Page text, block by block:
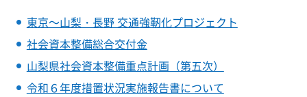
東京～山梨・長野 交通強靭化プロジェクト
社会資本整備総合交付金
山梨県社会資本整備重点計画（第五次）
令和６年度措置状況実施報告書について